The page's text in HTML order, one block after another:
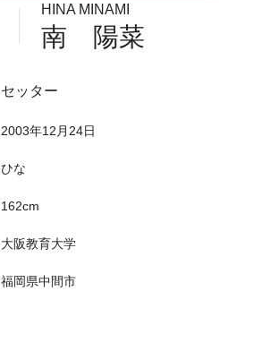
HINA MINAMI
南 陽菜
セッター
2003年12月24日
ひな
162cm
大阪教育大学
福岡県中間市